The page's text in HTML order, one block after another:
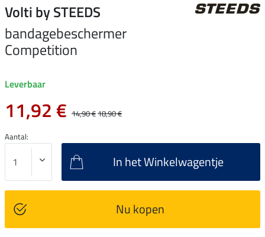
Volti by STEEDS
bandagebeschermer
Competition
Leverbaar
11,92 € 14,90 €18,90 €
Aantal:
In het Winkelwagentje
Nu kopen